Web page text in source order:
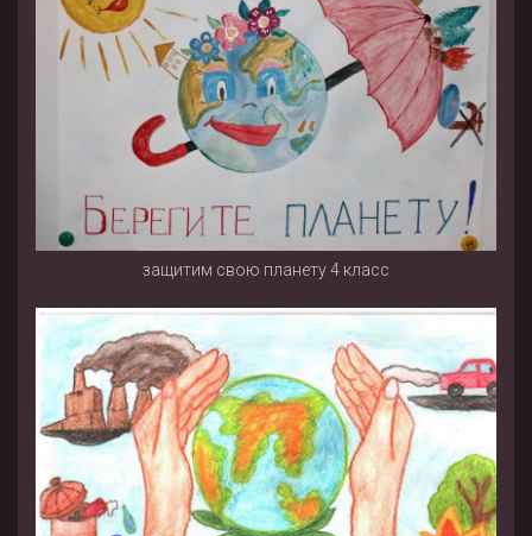
защитим свою планету 4 класс